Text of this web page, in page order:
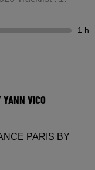
1 h
YANN VICO
PARIS BY